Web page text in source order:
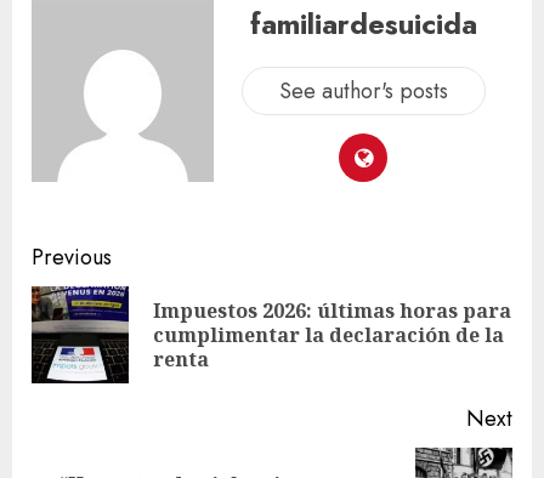
familiardesuicida
See author's posts
Previous
Impuestos 2026: últimas horas para
cumplimentar la declaración de la
renta
Next